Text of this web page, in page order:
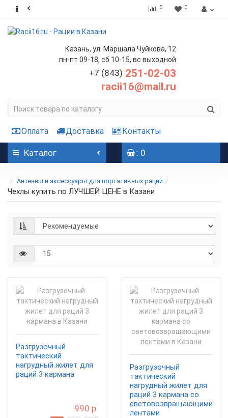
0 0
Казань, ул. Маршала Чуйкова, 12
пн-пт 09-18, сб 10-15, вс выходной
+7 (843) 251-02-03
racii16@mail.ru
Оплата Доставка Контакты
Каталог : 0
Антенны и аксессуары для портативных раций
Чехлы купить по ЛУЧШЕЙ ЦЕНЕ в Казани
Разгрузочный
тактический
нагрудный жилет для
раций 3 кармана
990 р.
Разгрузочный
тактический
нагрудный жилет для
раций 3 кармана со
световозвращающими
лентами